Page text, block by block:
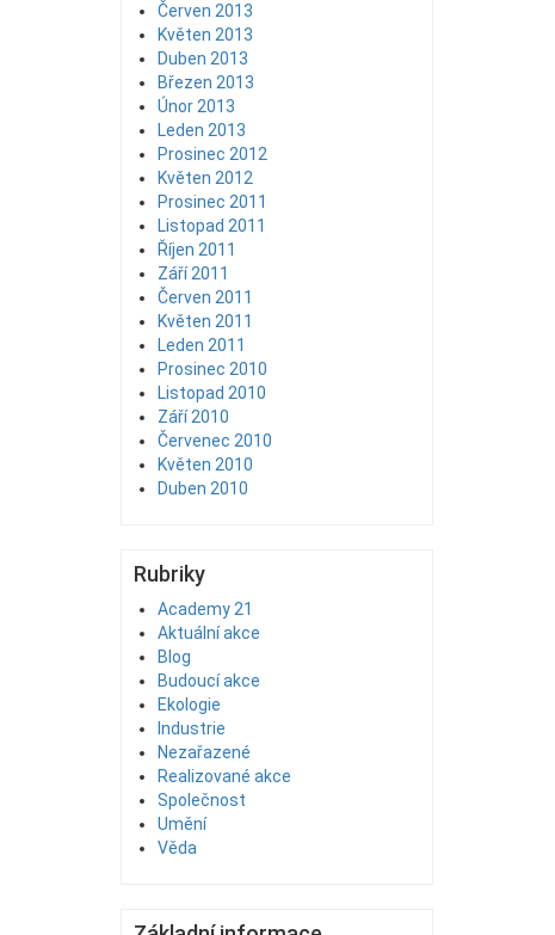
Červen 2013
Květen 2013
Duben 2013
Březen 2013
Únor 2013
Leden 2013
Prosinec 2012
Květen 2012
Prosinec 2011
Listopad 2011
Říjen 2011
Září 2011
Červen 2011
Květen 2011
Leden 2011
Prosinec 2010
Listopad 2010
Září 2010
Červenec 2010
Květen 2010
Duben 2010
Rubriky
Academy 21
Aktuální akce
Blog
Budoucí akce
Ekologie
Industrie
Nezařazené
Realizované akce
Společnost
Umění
Věda